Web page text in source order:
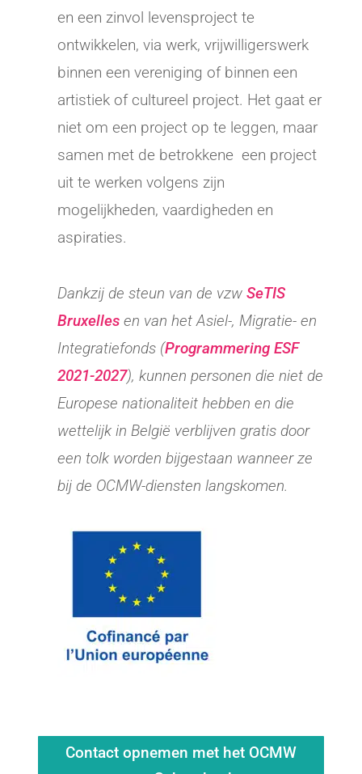
en een zinvol levensproject te
ontwikkelen, via werk, vrijwilligerswerk
binnen een vereniging of binnen een
artistiek of cultureel project. Het gaat er
niet om een project op te leggen, maar
samen met de betrokkene een project
uit te werken volgens zijn
mogelijkheden, vaardigheden en
aspiraties.
Dankzij de steun van de vzw SeTIS
Bruxellesen van het Asiel-, Migratie- en
Integratiefonds (Programmering ESF
2021-2027), kunnen personen die niet de
Europese nationaliteit hebben en die
wettelijk in België verblijven gratis door
een tolk worden bijgestaan wanneer ze
bij de OCMW-diensten langskomen.
Contact opnemen met het OCMW